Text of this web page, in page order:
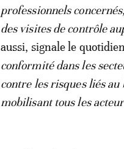
professionnels
des visites de contrôle
aussi, signale le
conformité dans les
contre les risques liés
mobilisant tous les